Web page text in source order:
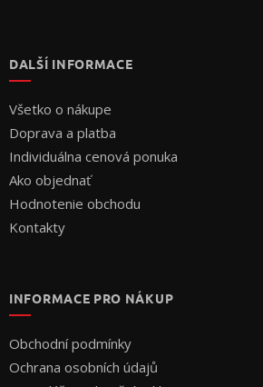
DALŠÍ INFORMACE
Všetko o nákupe
Doprava a platba
Individuálna cenová ponuka
Ako objednať
Hodnotenie obchodu
Kontakty
INFORMACE PRO NÁKUP
Obchodní podmínky
Ochrana osobních údajů